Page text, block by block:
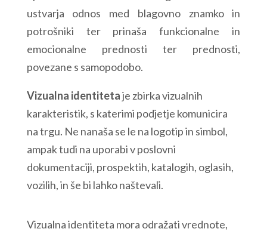
ustvarja odnos med blagovno znamko in
potrošniki ter prinaša funkcionalne in
emocionalne prednosti ter prednosti,
povezane s samopodobo.
Vizualna identitetaje zbirka vizualnih
karakteristik, s katerimi podjetje komunicira
na trgu. Ne nanaša se le na logotip in simbol,
ampak tudi na uporabi v poslovni
dokumentaciji, prospektih, katalogih, oglasih,
vozilih, in še bi lahko naštevali.
Vizualna identiteta mora odražati vrednote,